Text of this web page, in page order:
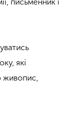
які
живопис,